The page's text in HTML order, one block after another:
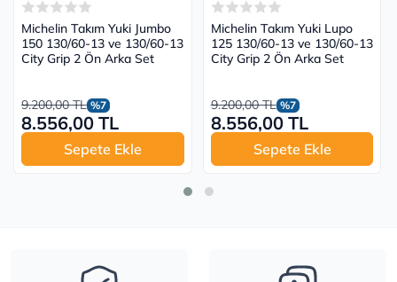
Michelin Takım Yuki Jumbo
150 130/60-13 ve 130/60-13
City Grip 2 Ön Arka Set
9.200,00 TL %7
8.556,00 TL
Sepete Ekle
Michelin Takım Yuki Lupo
125 130/60-13 ve 130/60-13
City Grip 2 Ön Arka Set
9.200,00 TL %7
8.556,00 TL
Sepete Ekle